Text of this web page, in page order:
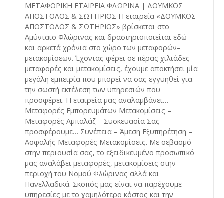
ΜΕΤΑΦΟΡΙΚΗ ΕΤΑΙΡΕΙΑ ΦΛΩΡΙΝΑ | ΔΟΥΜΚΟΣ
ΑΠΟΣΤΟΛΟΣ & ΣΩΤΗΡΙΟΣ Η εταιρεία «ΔΟΥΜΚΟΣ
ΑΠΟΣΤΟΛΟΣ & ΣΩΤΗΡΙΟΣ» βρίσκεται στο
Αμύνταιο Φλώρινας και δραστηριοποιείται εδώ
και αρκετά χρόνια στο χώρο των μεταφορών–
μετακομίσεων. Έχοντας φέρει σε πέρας χιλιάδες
μεταφορές και μετακομίσεις, έχουμε αποκτήσει μία
μεγάλη εμπειρία που μπορεί να σας εγγυηθεί για
την σωστή εκτέλεση των υπηρεσιών που
προσφέρει. Η εταιρεία μας αναλαμβάνει…
Μεταφορές Εμπορευμάτων Μετακομίσεις –
Μεταφορές Αμπαλάζ – Συσκευασία Σας
προσφέρουμε… Συνέπεια – Άμεση Εξυπηρέτηση –
Ασφαλής Μεταφορές Μετακομίσεις. Με σεβασμό
στην περιουσία σας, το εξειδικευμένο προσωπικό
μας αναλάβει μεταφορές, μετακομίσεις στην
περιοχή του Νομού Φλώρινας αλλά και
Πανελλαδικά. Σκοπός μας είναι να παρέχουμε
υπηρεσίες με το χαμηλότερο κόστος και την